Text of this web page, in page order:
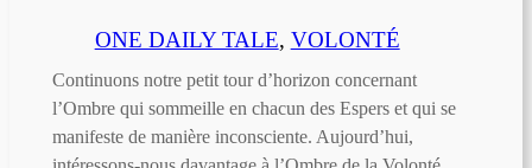
ONE DAILY TALE, VOLONTÉ
Continuons notre petit tour d’horizon concernant
l’Ombre qui sommeille en chacun des Espers et qui se
manifeste de manière inconsciente. Aujourd’hui,